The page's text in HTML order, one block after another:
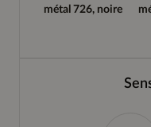
métal 726, noire